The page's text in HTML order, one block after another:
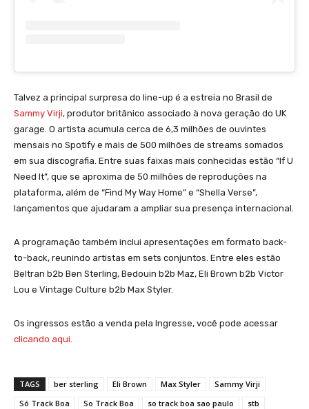
Talvez a principal surpresa do line-up é a estreia no Brasil de
Sammy Virji, produtor britânico associado à nova geração do UK
garage. O artista acumula cerca de 6,3 milhões de ouvintes
mensais no Spotify e mais de 500 milhões de streams somados
em sua discografia. Entre suas faixas mais conhecidas estão “If U
Need It”, que se aproxima de 50 milhões de reproduções na
plataforma, além de “Find My Way Home” e “Shella Verse”,
lançamentos que ajudaram a ampliar sua presença internacional.
A programação também inclui apresentações em formato back-
to-back, reunindo artistas em sets conjuntos. Entre eles estão
Beltran b2b Ben Sterling, Bedouin b2b Maz, Eli Brown b2b Victor
Lou e Vintage Culture b2b Max Styler.
Os ingressos estão a venda pela Ingresse, você pode acessar
clicando aqui.
TAGS ber sterling Eli Brown Max Styler
Sammy Virji
Só Track Boa
So Track Boa so track boa sao paulo
stb